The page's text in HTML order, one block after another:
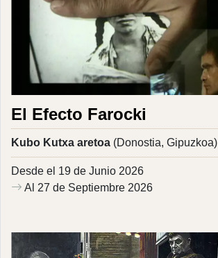
El Efecto Farocki
Kubo Kutxa aretoa (Donostia, Gipuzkoa)
Desde el 19 de Junio 2026
Al 27 de Septiembre 2026